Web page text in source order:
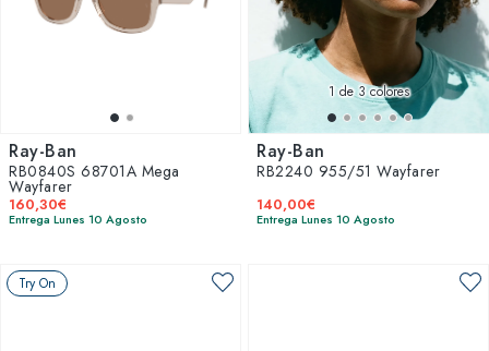
Ray-Ban
RB0840S 68701A Mega
Wayfarer
160,30€
Entrega Lunes 10 Agosto
1de 3 colores
Ray-Ban
RB2240 955/51 Wayfarer
140,00€
Entrega Lunes 10 Agosto
Try On